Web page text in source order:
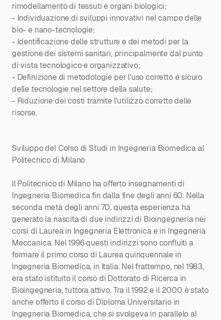
rimodellamento di tessuti e organi biologici;
- Individuazione di sviluppi innovativi nel campo delle
bio- e nano-tecnologie;
- Identificazione delle strutture e dei metodi per la
gestione dei sistemi sanitari, principalmente dal punto
di vista tecnologico e organizzativo;
- Definizione di metodologie per l'uso corretto e sicuro
delle tecnologie nel settore della salute;
- Riduzione dei costi tramite l'utilizzo corretto delle
risorse.
Sviluppo del Corso di Studi in Ingegneria Biomedica al
Politecnico di Milano
Il Politecnico di Milano ha offerto insegnamenti di
Ingegneria Biomedica fin dalla fine degli anni 60. Nella
seconda metà degli anni 70, questa esperienza ha
generato la nascita di due indirizzi di Bioingegneria nei
corsi di Laurea in Ingegneria Elettronica e in Ingegneria
Meccanica. Nel 1996 questi indirizzi sono confluiti a
formare il primo corso di Laurea quinquennale in
Ingegneria Biomedica, in Italia. Nel frattempo, nel 1983,
era stato istituito il corso di Dottorato di Ricerca in
Bioingegneria, tuttora attivo. Tra il 1992 e il 2000 è stato
anche offerto il corso di Diploma Universitario in
Ingegneria Biomedica, che si svolgeva in parallelo al